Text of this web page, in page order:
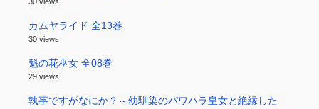
カムヤライド 全13巻
30 views
魁の花巫女 全08巻
29 views
執事ですがなにか？～幼馴染のパワハラ皇女と絶縁した